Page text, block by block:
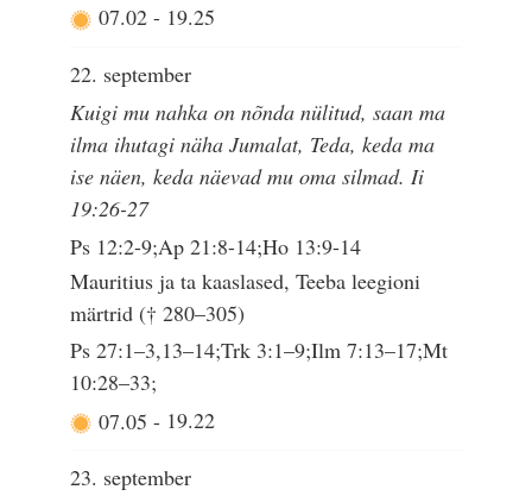
07.02 - 19.25
22. september
Kuigi mu nahka on nõnda nülitud, saan ma
ilma ihutagi näha Jumalat, Teda, keda ma
ise näen, keda näevad mu oma silmad. Ii
19:26-27
Ps 12:2-9;Ap 21:8-14;Ho 13:9-14
Mauritius ja ta kaaslased, Teeba leegioni
märtrid († 280–305)
Ps 27:1–3,13–14;Trk 3:1–9;Ilm 7:13–17;Mt
10:28–33;
07.05 - 19.22
23. september